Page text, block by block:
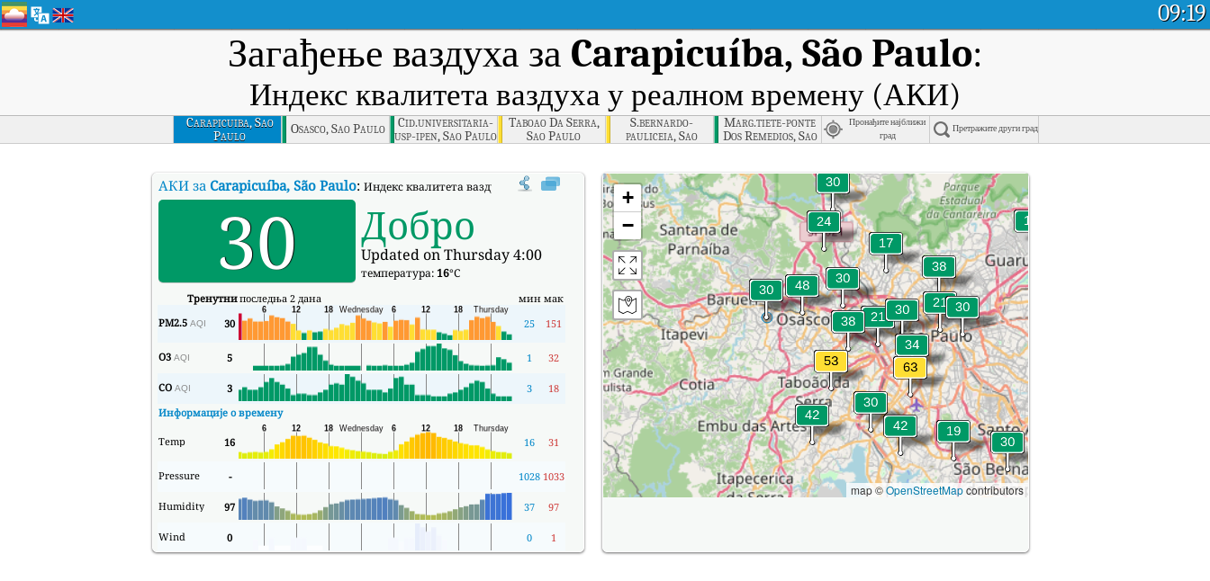
09:19
Загађење ваздуха за Carapicuíba, São Paulo:
Индекс квалитета ваздуха у реалном времену (АКИ)
Carapicuiba, Sao
Paulo
Osasco, Sao Paulo
Cid.universitaria-
usp-ipen, Sao Paulo
Taboao Da Serra,
Sao Paulo
S.bernardo-
pauliceia, Sao
Paulo
Marg.tiete-ponte
Dos Remedios, Sao
Paulo
Пронађите најближи
град
Претражите други град
АКИ за Carapicuíba, São Paulo: Индекс квалитета ваздуха (АКИ) компаније Carapicuíba, São Paulo у реалном времену.
30 Добро
Updated on Thursday 4:00
температура: 16°C
Тренутнипоследња 2 дана мин мак
PM2.5 AQI 30 25 151
O3 AQI 5 1 32
CO AQI 3 3
18
Информације о времену
Temp 16 16 31
Pressure - 1028 1033
Humidity 97 37 97
Wind 0 0 1
+
−
map ©OpenStreetMapcontributors